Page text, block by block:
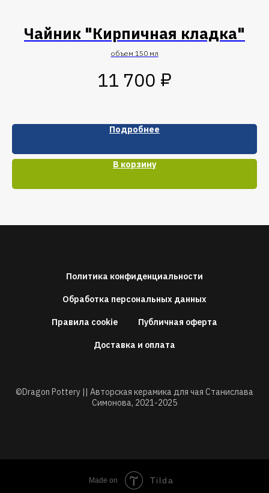
Чайник "Кирпичная кладка"
объем 150 мл
11 700 ₽
Подробнее
В корзину
Политика конфиденциальности
Обработка персональных данных
Правила cookie Публичная оферта
Доставка и оплата
©Dragon Pottery || Авторская керамика для чая Станислава
Симонова, 2021-2025
Made on Tilda